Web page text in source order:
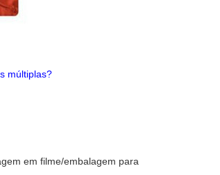
múltiplas?
em filme/embalagem para